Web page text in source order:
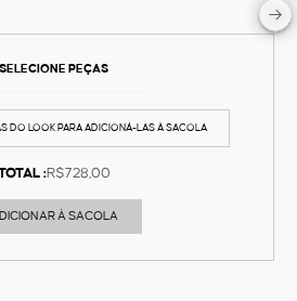
SELECIONE PEÇAS
DO LOOK PARA ADICIONÁ-LAS À SACOLA
:R$728,00
À SACOLA